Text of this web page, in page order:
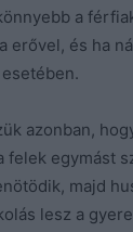
a
erővel, és ha
azonban,
felek egymást
majd
lesz a